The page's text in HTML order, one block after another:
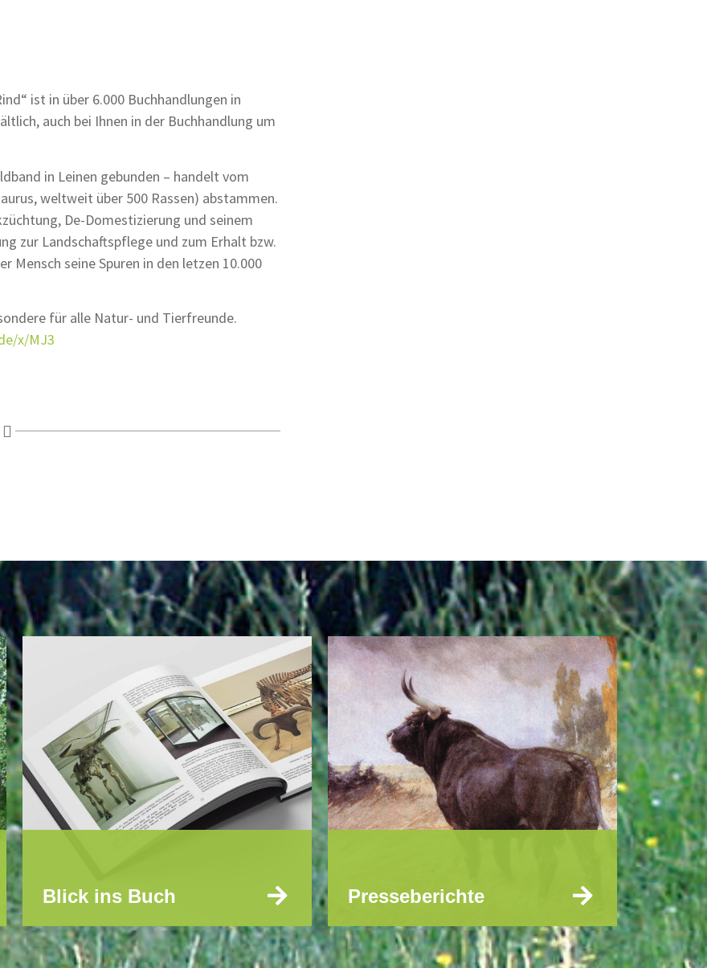
ist in über 6.000 Buchhandlungen in
auch bei Ihnen in der Buchhandlung um
in Leinen gebunden – handelt vom
weltweit über 500 Rassen) abstammen.
De-Domestizierung und seinem
zur Landschaftspflege und zum Erhalt bzw.
seine Spuren in den letzen 10.000
für alle Natur- und Tierfreunde.
x/MJ3
Blick ins Buch Presseberichte